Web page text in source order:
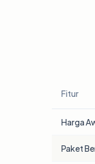
Fitur
Harga
Paket